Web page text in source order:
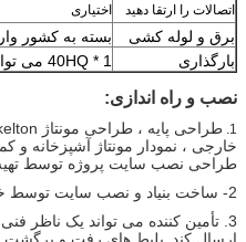
اتصالات را ارتقا دهید اختیاری
برق و لوله کشی
بسته به کشور
بارگذاری
1 * 40HQ می تواند 2 واحد
نصب و راه اندازی:
1.
خارجی ، نمودار مونتاژ آشپزخانه و
طراحی نصب سایت پروژه توسط تهیه
2- ساخت بنیاد و نصب سایت توسط خریدار ارائه می شود.
3. تأمین کننده می تواند یک ناظر